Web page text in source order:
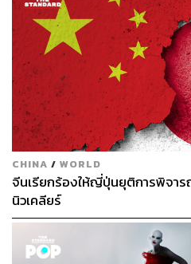
CHINA / WORLD
จีนเรียกร้องให้ญี่ปุ่นยุติการพิจา
นิวเคลียร์